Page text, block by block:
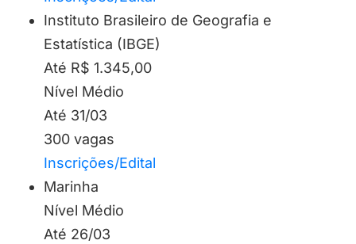
Instituto Brasileiro de Geografia e
Estatística (IBGE)
Até R$ 1.345,00
Nível Médio
Até 31/03
300 vagas
Inscrições/Edital
Marinha
Nível Médio
Até 26/03